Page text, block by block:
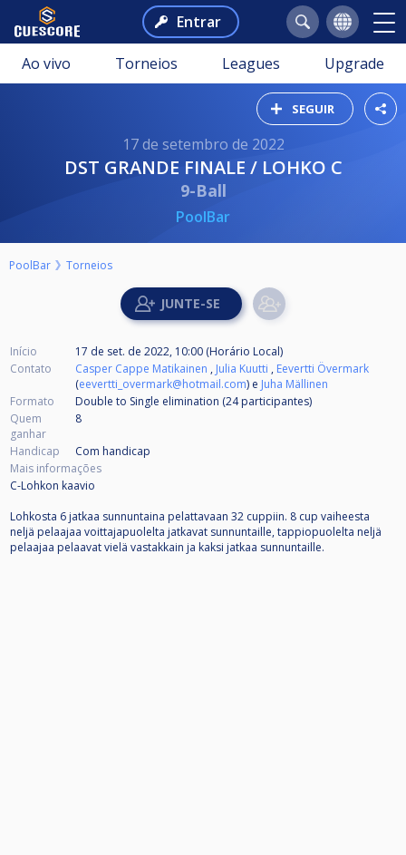
Entrar
Ao vivo Torneios Leagues Upgrade
SEGUIR
17 de setembro de 2022
DST GRANDE FINALE / LOHKO C
9-Ball
PoolBar
PoolBar Torneios
Início
17 de set. de 2022, 10:00 (Horário Local)
Contato
Casper Cappe Matikainen , Julia Kuutti , Eevertti Övermark
(eevertti_overmark@hotmail.com) e Juha Mällinen
Formato
Double to Single elimination (24participantes)
Quem
ganhar
8
Handicap
Com handicap
Mais informações
C-Lohkon kaavio
Lohkosta 6 jatkaa sunnuntaina pelattavaan 32 cuppiin. 8 cup vaiheesta
neljä pelaajaa voittajapuolelta jatkavat sunnuntaille, tappiopuolelta neljä
pelaajaa pelaavat vielä vastakkain ja kaksi jatkaa sunnuntaille.